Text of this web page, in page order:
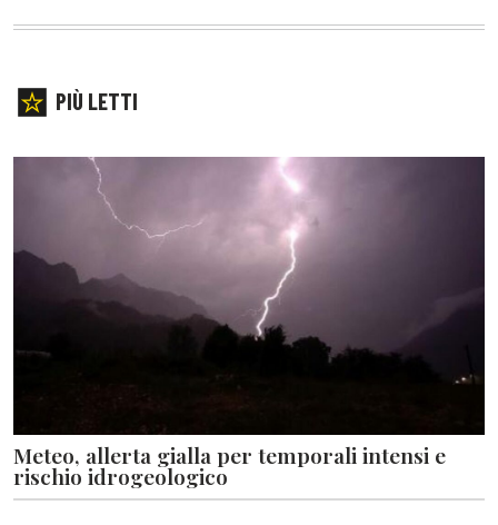
PIÙ LETTI
Meteo, allerta gialla per temporali intensi e
rischio idrogeologico